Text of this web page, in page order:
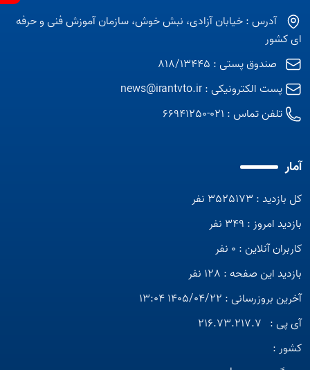
آدرس : خیابان آزادی، نبش خوش، سازمان آموزش فنی و حرفه
ای کشور
صندوق پستی : 818/13445
پست الکترونیکی :news@irantvto.ir
تلفن تماس : 021-66941250
آمار
کل بازدید : 3525173 نفر
بازدید امروز : 349 نفر
کاربران آنلاین : 0 نفر
بازدید این صفحه : 128 نفر
آخرین بروزرسانی : 1405/04/22 13:04
آی پی : 216.73.217.7
کشور :